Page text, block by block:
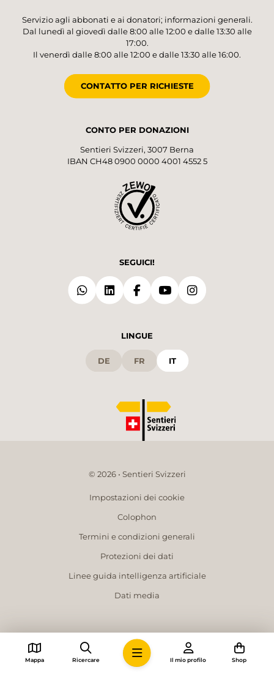
Servizio agli abbonati e ai donatori; informazioni generali.
Dal lunedì al giovedì dalle 8:00 alle 12:00 e dalle 13:30 alle
17:00.
Il venerdì dalle 8:00 alle 12:00 e dalle 13:30 alle 16:00.
CONTATTO PER RICHIESTE
CONTO PER DONAZIONI
Sentieri Svizzeri, 3007 Berna
IBAN CH48 0900 0000 4001 4552 5
SEGUICI!
LINGUE
DE FR IT
© 2026 • Sentieri Svizzeri
Impostazioni dei cookie
Colophon
Termini e condizioni generali
Protezioni dei dati
Linee guida intelligenza artificiale
Dati media
Mappa Ricercare Il mio profilo Shop